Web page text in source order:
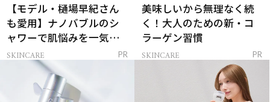
【モデル・樋場早紀さん
も愛用】ナノバブルのシ
ャワーで肌悩みを一気に
解決
SKINCARE PR
美味しいから無理なく続
く！大人のための新・コ
ラーゲン習慣
SKINCARE PR